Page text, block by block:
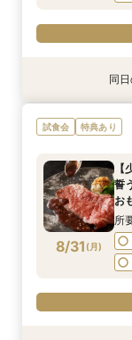
特典あり
8/30(日)
【
目
準
特典あり
8/30(日)
【
OK
同
試食会 特典あり
8/31 (月)
誓
お
所